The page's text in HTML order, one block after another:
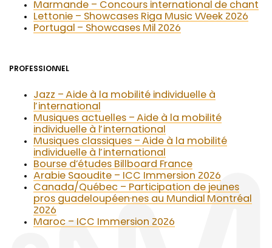
Marmande – Concours international de chant
Lettonie – Showcases Riga Music Week 2026
Portugal – Showcases Mil 2026
PROFESSIONNEL
Jazz – Aide à la mobilité individuelle à
l’international
Musiques actuelles – Aide à la mobilité
individuelle à l’international
Musiques classiques – Aide à la mobilité
individuelle à l’international
Bourse d’études Billboard France
Arabie Saoudite – ICC Immersion 2026
Canada/Québec – Participation de jeunes
pros guadeloupéen·nes au Mundial Montréal
2026
Maroc – ICC Immersion 2026